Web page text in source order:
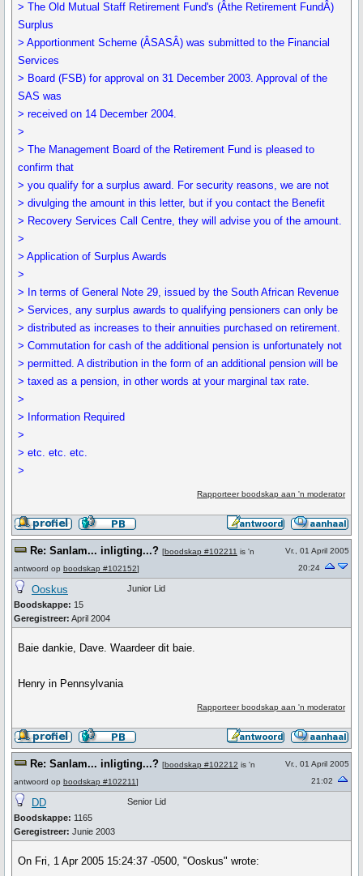
> The Old Mutual Staff Retirement Fund's (Âthe Retirement FundÂ)
Surplus
> Apportionment Scheme (ÂSASÂ) was submitted to the Financial
Services
> Board (FSB) for approval on 31 December 2003. Approval of the
SAS was
> received on 14 December 2004.
>
> The Management Board of the Retirement Fund is pleased to
confirm that
> you qualify for a surplus award. For security reasons, we are not
> divulging the amount in this letter, but if you contact the Benefit
> Recovery Services Call Centre, they will advise you of the amount.
>
> Application of Surplus Awards
>
> In terms of General Note 29, issued by the South African Revenue
> Services, any surplus awards to qualifying pensioners can only be
> distributed as increases to their annuities purchased on retirement.
> Commutation for cash of the additional pension is unfortunately not
> permitted. A distribution in the form of an additional pension will be
> taxed as a pension, in other words at your marginal tax rate.
>
> Information Required
>
> etc. etc. etc.
>
Rapporteer boodskap aan 'n moderator
Re: Sanlam... inligting...? [boodskap #102211 is 'n
antwoord op boodskap #102152]
Vr., 01 April 2005
20:24
Ooskus
Boodskappe: 15
Geregistreer: April 2004
Junior Lid
Baie dankie, Dave. Waardeer dit baie.
Henry in Pennsylvania
Rapporteer boodskap aan 'n moderator
Re: Sanlam... inligting...? [boodskap #102212 is 'n
antwoord op boodskap #102211]
Vr., 01 April 2005
21:02
DD
Boodskappe: 1165
Geregistreer: Junie 2003
Senior Lid
On Fri, 1 Apr 2005 15:24:37 -0500, "Ooskus" wrote: